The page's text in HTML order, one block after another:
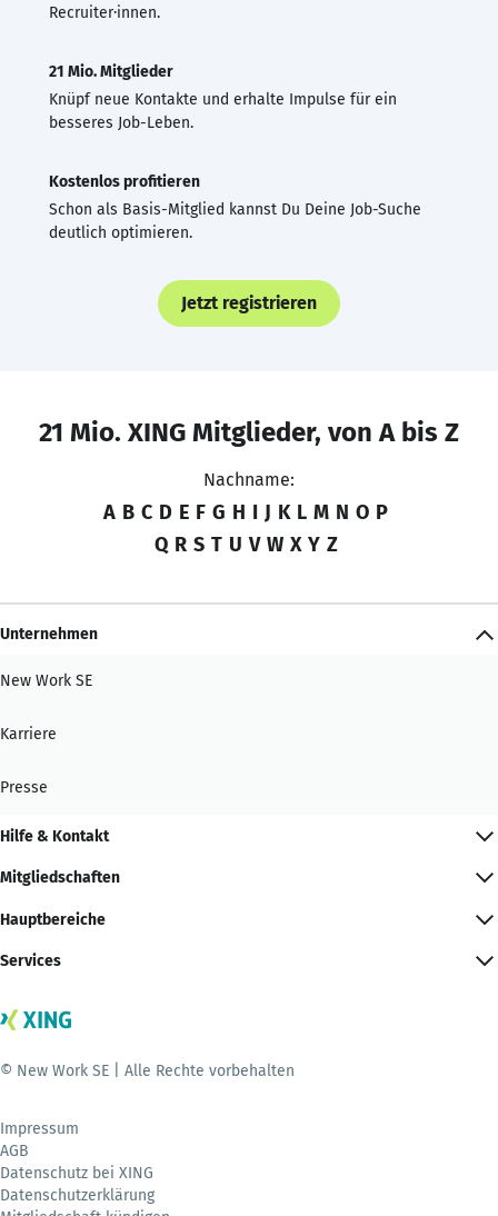
Recruiter·innen.
21 Mio. Mitglieder
Knüpf neue Kontakte und erhalte Impulse für ein
besseres Job-Leben.
Kostenlos profitieren
Schon als Basis-Mitglied kannst Du Deine Job-Suche
deutlich optimieren.
Jetzt registrieren
21 Mio. XING Mitglieder, von A bis Z
Nachname:
A B C D E F G H I J K L M N O P
Q R S T U V W X Y Z
Unternehmen
New Work SE
Karriere
Presse
Hilfe & Kontakt
Mitgliedschaften
Hauptbereiche
Services
© New Work SE | Alle Rechte vorbehalten
Impressum
AGB
Datenschutz bei XING
Datenschutzerklärung